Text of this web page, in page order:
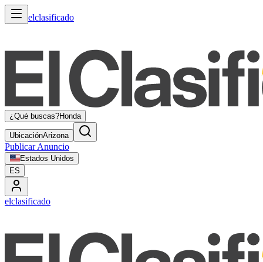
elclasificado
¿Qué buscas?Honda
UbicaciónArizona
Publicar Anuncio
Estados Unidos
ES
elclasificado